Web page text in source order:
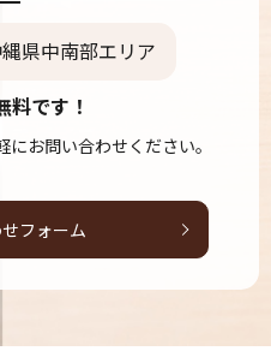
県中南部エリア
料です！
お問い合わせください。
フォーム